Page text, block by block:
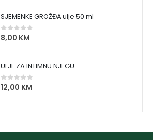
SJEMENKE GROŽĐA ulje 50 ml
0 out of 5
8,00 KM
ULJE ZA INTIMNU NJEGU
0out of 5
12,00 KM